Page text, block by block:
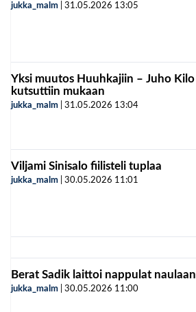
jukka_malm 31.05.2026 13:05
Yksi muutos Huuhkajiin – Juho Kilo
kutsuttiin mukaan
jukka_malm 31.05.2026 13:04
Viljami Sinisalo fiilisteli tuplaa
jukka_malm 30.05.2026 11:01
Berat Sadik laittoi nappulat naulaan
jukka_malm 30.05.2026 11:00